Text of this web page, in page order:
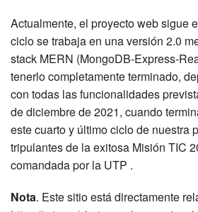
Actualmente, el proyecto web sigue
ciclo se trabaja en una versión 2.0
stack MERN (MongoDB-Express-
tenerlo completamente terminado,
con todas las funcionalidades
de diciembre de 2021, cuando
este cuarto y último ciclo de nuestra
tripulantes de la exitosa Misión TIC
comandada por la UTP .
Nota. Este sitio está directamente